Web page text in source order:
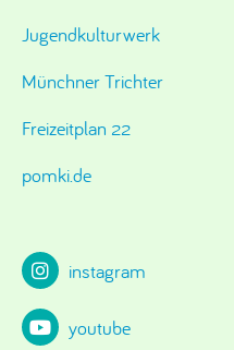
Jugendkulturwerk
Münchner Trichter
Freizeitplan 22
pomki.de
instagram
youtube